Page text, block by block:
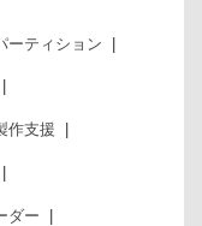
ーティション
作支援
ダー